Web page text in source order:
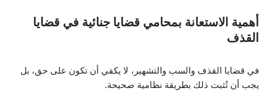
أهمية الاستعانة بمحامي قضايا جنائية في قضايا
القذف
في قضايا القذف والسب والتشهير، لا يكفي أن تكون على حق، بل
يجب أن تُثبت ذلك بطريقة نظامية صحيحة.